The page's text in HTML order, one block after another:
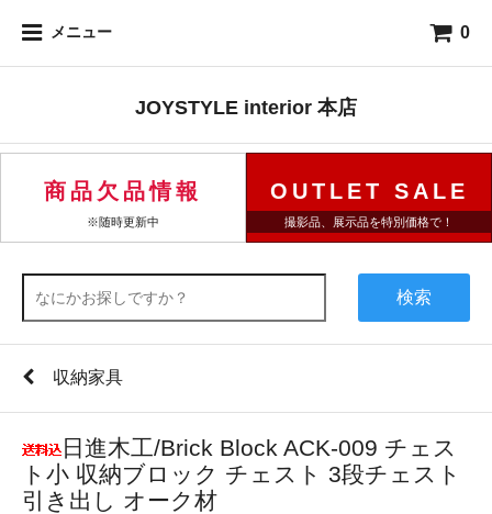
メニュー 0
JOYSTYLE interior 本店
商品欠品情報
※随時更新中
OUTLET SALE
撮影品、展示品を特別価格で！
検索
収納家具
日進木工/Brick Block ACK-009 チェス
ト小 収納ブロック チェスト 3段チェスト
引き出し オーク材